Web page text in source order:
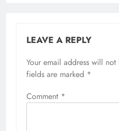
LEAVE A REPLY
Your email address will
fields are marked *
Comment *